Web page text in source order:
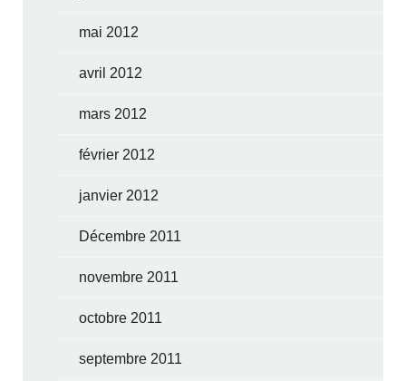
mai 2012
avril 2012
mars 2012
février 2012
janvier 2012
Décembre 2011
novembre 2011
octobre 2011
septembre 2011